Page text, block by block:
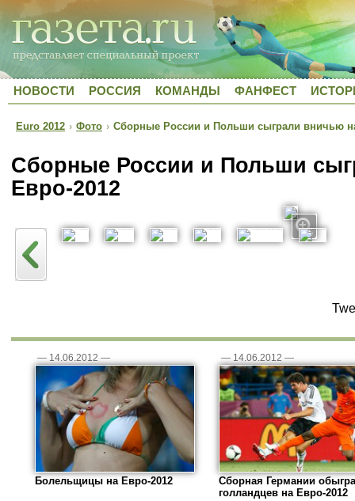
НОВОСТИ РОССИЯ КОМАНДЫ ФАНФЕСТ
Euro 2012 › Фото › Сборные России и Польши сыграли вничью
Сборные России и Польши
Евро-2012
— 14.06.2012 —
Болельщицы на Евро-2012
— 14.06.2012 —
Сборная Германии
голландцев на Евро-2012